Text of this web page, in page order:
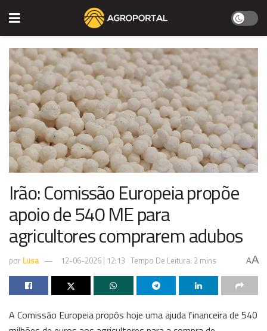
Irão: Comissão Europeia propõe
apoio de 540 ME para
agricultores comprarem adubos
por Lusa 12-06-2026 | 12:13 Tempo De Leitura: 2 mins AA
A Comissão Europeia propôs hoje uma ajuda financeira de 540